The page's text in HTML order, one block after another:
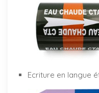
Ecriture en langue